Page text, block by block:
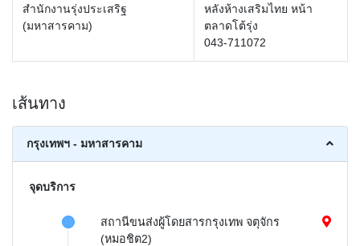
สำนักงานรุ่งประเสริฐ
(มหาสารคาม)
หลังห้างเสริมไทย หน้า
ตลาดโต้รุ่ง
043-711072
เส้นทาง
กรุงเทพฯ - มหาสารคาม
จุดบริการ
สถานีขนส่งผู้โดยสารกรุงเทพ จตุจักร
(หมอชิต2)